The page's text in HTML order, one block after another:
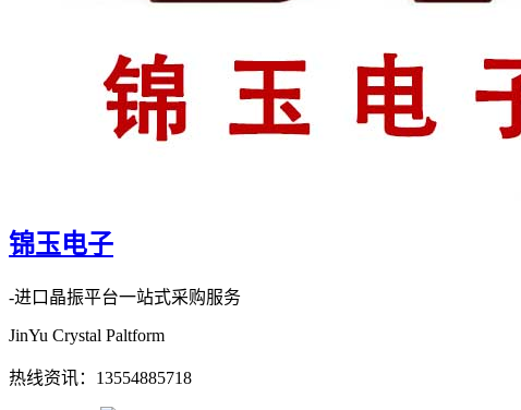
锦玉电子
-进口晶振平台一站式采购服务
JinYu Crystal Paltform
热线资讯： 13554885718